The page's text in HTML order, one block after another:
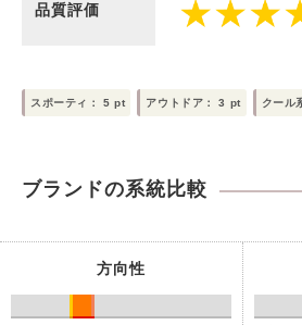
品質評価
スポーティ：5pt アウトドア：3 pt クール
ブランドの系統比較
方向性